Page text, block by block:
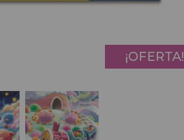
¡OFERTA!